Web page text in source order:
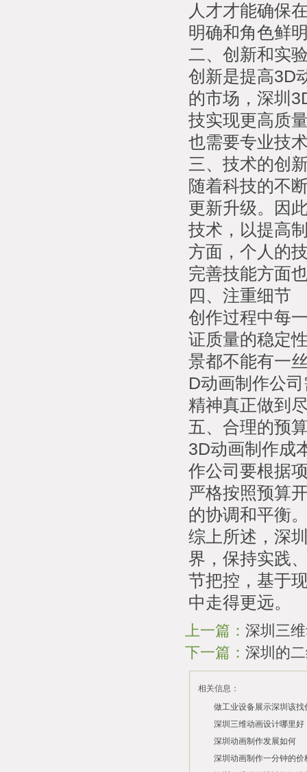
人才才能确保
明确和角色鲜
二、创新和实
创新是提高3D
的市场，深圳
技实现更高质
也需要专业技
三、技术的创
随着科技的不
更新升级。因
技术，以提高
方面，个人的
完善技能方面
四、注重细节
创作过程中每
证质量的稳定
景都不能有一
D动画制作公
精神真正做到
五、合理的预
3D动画制作成
作公司要根据
严格按照预算
的协调和平衡
综上所述，深
界，保持实践
节把控，基于
中走得更远。
上一篇： 深圳三
下一篇： 深圳的
相关信息：
做工业设备展示深圳该
司？
2026/07/21
深圳三维动画设计哪里好
2026/03/10
深圳动画制作发展如何
2026/03/03
深圳动画制作一分钟的价